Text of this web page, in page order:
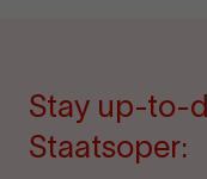
Stay up-to-
Staatsoper: